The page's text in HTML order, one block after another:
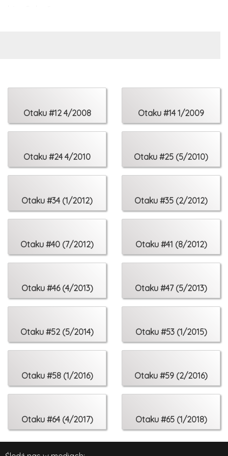
Art Online”.
No Kakuritsu, Nanatsu No Taizai
Wa Greenwood
Otaku #12 4/2008 Otaku #14 1/2009
Otaku #24 4/2010 Otaku #25 (5/2010)
Otaku #34 (1/2012) Otaku #35 (2/2012)
Otaku #40 (7/2012) Otaku #41 (8/2012)
Otaku #46 (4/2013) Otaku #47 (5/2013)
Otaku #52 (5/2014) Otaku #53 (1/2015)
Otaku #58 (1/2016) Otaku #59 (2/2016)
Otaku #64 (4/2017) Otaku #65 (1/2018)